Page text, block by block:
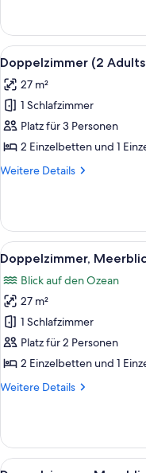
anzeigen
(2
Adults
+
Child)
Alle
Fotos
für
Doppelzimmer
(2
Adults
+
anzeigen
3
Doppelzimmer (2 Adults
27 m²
1 Schlafzimmer
Platz für 3 Personen
2 Einzelbetten und 1
Weitere Details
Weitere
(2
Adults
+
Child)
Alle
Fotos
für
Doppelzimmer,
Meerblick
(2
Adults
1
4
Doppelzimmer,
Blick auf den Ozean
27 m²
1 Schlafzimmer
Platz für 2 Personen
2 Einzelbetten und 1
Weitere Details
Weitere
Meerblick
(2
Alle